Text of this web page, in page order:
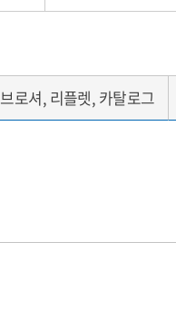
브로셔, 리플렛, 카탈로그